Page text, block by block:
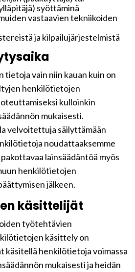
syöttäminä
vastaavien tekniikoiden
ja kilpailujärjestelmistä
tietoja vain niin kauan kuin on
henkilötietojen
kulloinkin
mukaisesti.
velvoitettuja säilyttämään
noudattaaksemme
lainsäädäntöä myös
henkilötietojen
jälkeen.
käsittelijät
työtehtävien
käsittely on
käsitellä henkilötietoja voimassa
mukaisesti ja heidän